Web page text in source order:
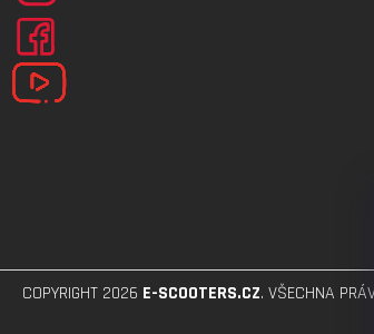
COPYRIGHT 2026 E-SCOOTERS.CZ. VŠECHNA